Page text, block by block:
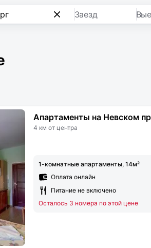
Заезд
Апартаменты на Невском
4 км от центра
1-комнатные апартаменты, 14м²
Оплата онлайн
Питание не включено
Осталось 3 номера по этой цене